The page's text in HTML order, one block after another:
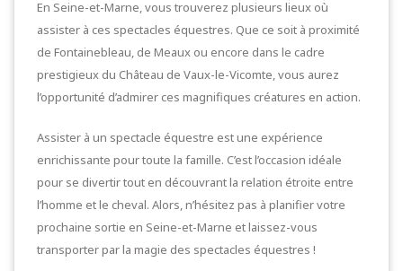
En Seine-et-Marne, vous trouverez plusieurs lieux où
assister à ces spectacles équestres. Que ce soit à proximité
de Fontainebleau, de Meaux ou encore dans le cadre
prestigieux du Château de Vaux-le-Vicomte, vous aurez
l’opportunité d’admirer ces magnifiques créatures en action.
Assister à un spectacle équestre est une expérience
enrichissante pour toute la famille. C’est l’occasion idéale
pour se divertir tout en découvrant la relation étroite entre
l’homme et le cheval. Alors, n’hésitez pas à planifier votre
prochaine sortie en Seine-et-Marne et laissez-vous
transporter par la magie des spectacles équestres !